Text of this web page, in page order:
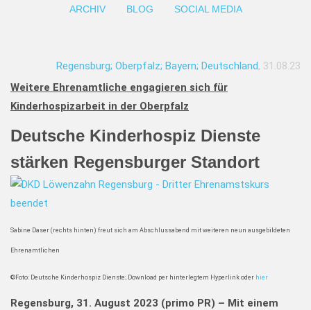
ARCHIV BLOG SOCIAL MEDIA
Regensburg; Oberpfalz; Bayern; Deutschland, 31.08.23
Weitere Ehrenamtliche engagieren sich für
Kinderhospizarbeit in der Oberpfalz
Deutsche Kinderhospiz Dienste
stärken Regensburger Standort
Sabine Daser (rechts hinten) freut sich am Abschlussabend mit weiteren neun ausgebildeten
Ehrenamtlichen
©Foto: Deutsche Kinderhospiz Dienste; Download per hinterlegtem Hyperlink oder hier
Regensburg, 31. August 2023 (primo PR) – Mit einem